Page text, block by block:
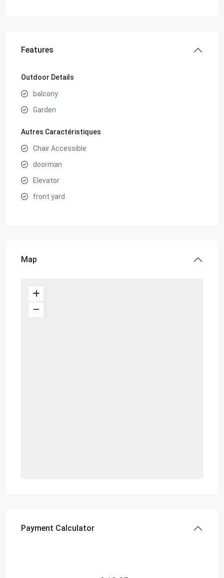
Features
Outdoor Details
balcony
Garden
Autres Caractéristiques
Chair Accessible
doorman
Elevator
front yard
Map
Payment Calculator